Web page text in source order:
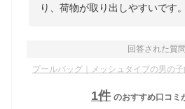
り、荷物が取り出しやすいです。
回答された質問
プールバッグ｜メッシュタイプの男の
1件 のおすすめ口コミ